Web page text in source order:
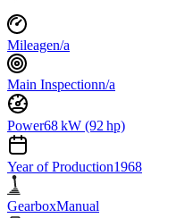
Mileagen/a
Main Inspectionn/a
Power68 kW (92 hp)
Year of Production1968
GearboxManual